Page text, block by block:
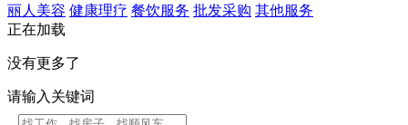
丽人美容 健康理疗 餐饮服务 批发采购 其他服务
正在加载
没有更多了
请输入关键词